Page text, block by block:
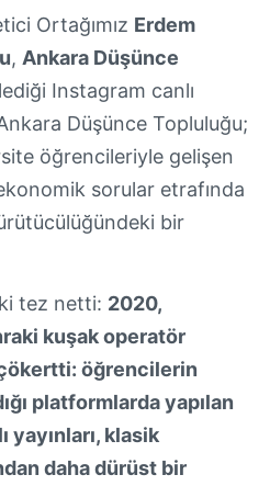
Ortağımız Erdem
, Ankara Düşünce
Instagram canlı
Düşünce Topluluğu;
öğrencileriyle gelişen
sorular etrafında
bir
tez netti: 2020,
kuşak operatör
öğrencilerin
platformlarda yapılan
yayınları, klasik
daha dürüst bir